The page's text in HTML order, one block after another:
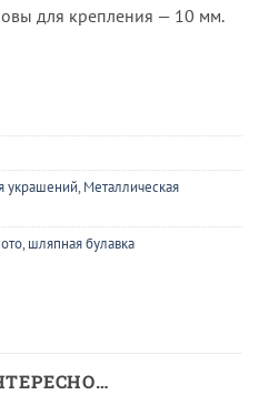
для крепления — 10 мм.
украшений, Металлическая
, шляпная булавка